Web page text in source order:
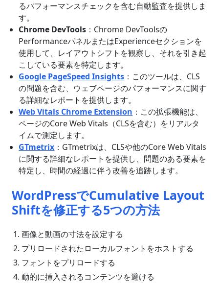
るパフォーマンスチェックを含む自動監査を提供しま
す。
Chrome DevTools ：Chrome DevToolsの
PerformanceパネルまたはExperienceセクションを
使用して、レイアウトシフトを観察し、それを引き起
こしている要素を特定します。
Google PageSpeed Insights ：このツールは、CLS
の問題を含む、ウェブページのパフォーマンスに関す
る詳細なレポートを提供します。
Web Vitals Chrome Extension ：この拡張機能は、
ページのCore Web Vitals（CLSを含む）をリアルタ
イムで測定します。
GTmetrix ：GTmetrixは、CLSや他のCore Web Vitals
に関する詳細なレポートを提供し、問題のある要素を
特定し、時間の経過に伴う改善を追跡します。
WordPressでCumulative Layout
Shiftを修正する5つの方法
画像と動画の寸法を設定する
プリロードされたローカルフォントをホストする
フォントをプリロードする
動的に挿入されるコンテンツを避ける